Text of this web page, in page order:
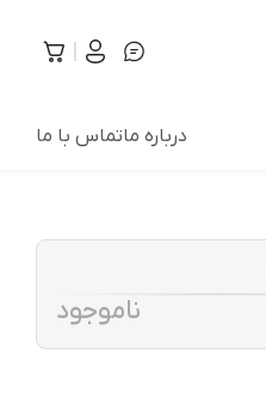
درباره ماتماس با ما
ناموجود